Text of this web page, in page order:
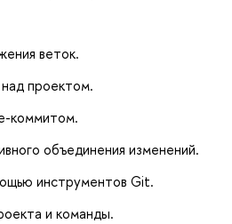
веток.
проектом.
коммитом.
объединения изменений.
инструментов Git.
и команды.